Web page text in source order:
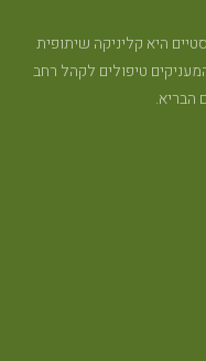
היא קליניקה שיתופית
טיפולים לקהל רחב
הבריא.